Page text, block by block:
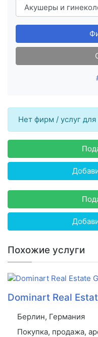
Нет фирм / услуг
Похожие услуги
Dominart Real
Берлин, Германия
Покупка, продажа,